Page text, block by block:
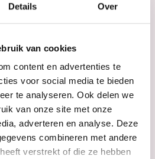
Details Over
van cookies
content en advertenties te
voor social media te bieden
te analyseren. Ook delen we
van onze site met onze
adverteren en analyse. Deze
combineren met andere
verstrekt of die ze hebben
Taliah Waajid
16oz
€11,95